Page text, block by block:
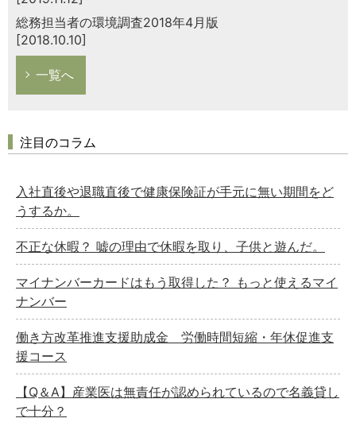
総務担当者の環境調査2018年4月版
[2018.10.10]
一覧へ
注目のコラム
入社直後や退職直後で健康保険証が手元に無い期間をど
うするか。
不正な休暇？ 嘘の理由で休暇を取り、子供と遊んだ。
マイナンバーカードはもう取得した？ もっと使えるマイ
ナンバー
働き方改革推進支援助成金 労働時間短縮・年休促進支
援コース
【Q＆A】産業医は無責任が認められているので名義貸し
で十分？